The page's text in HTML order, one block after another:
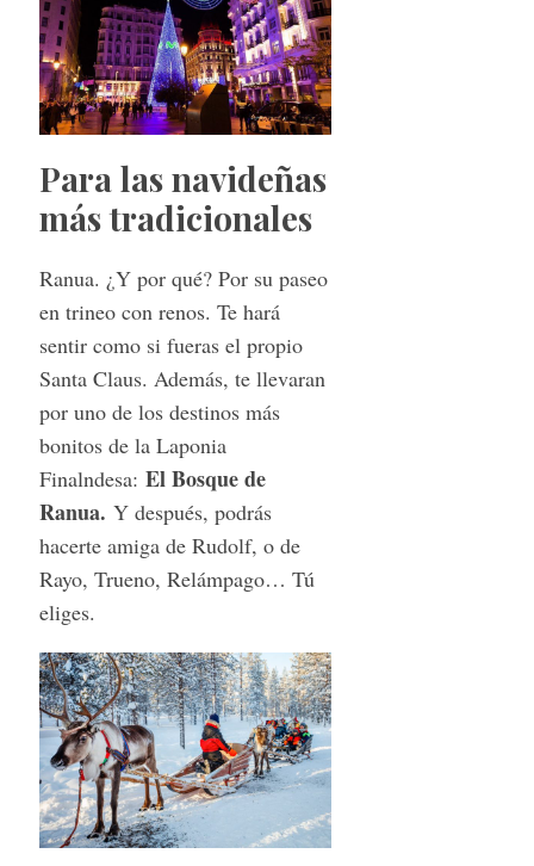
Para las navideñas
más tradicionales
Ranua. ¿Y por qué? Por su paseo
en trineo con renos. Te hará
sentir como si fueras el propio
Santa Claus. Además, te llevaran
por uno de los destinos más
bonitos de la Laponia
Finalndesa: El Bosque de
Ranua. Y después, podrás
hacerte amiga de Rudolf, o de
Rayo, Trueno, Relámpago… Tú
eliges.